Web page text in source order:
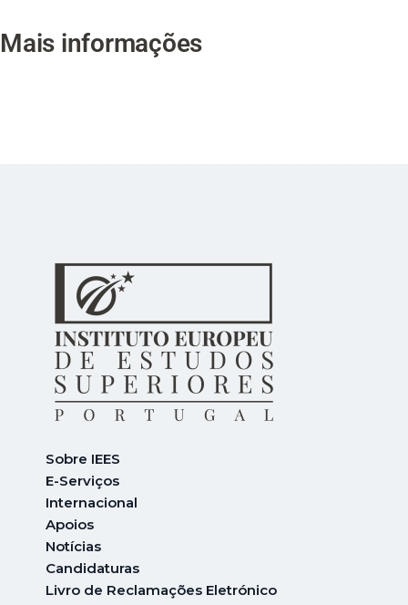
Mais informações
Sobre IEES
E-Serviços
Internacional
Apoios
Notícias
Candidaturas
Livro de Reclamações Eletrónico